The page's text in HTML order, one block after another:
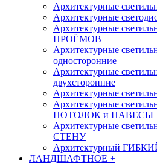
Архитектурные
Архитектурные
Архитектурные
ПРОЁМОВ
Архитектурные
односторонние
Архитектурные
двухсторонние
Архитектурные
Архитектурные
ПОТОЛОК и НАВЕСЫ
Архитектурные
СТЕНУ
Архитектурный
ЛАНДШАФТНОЕ +